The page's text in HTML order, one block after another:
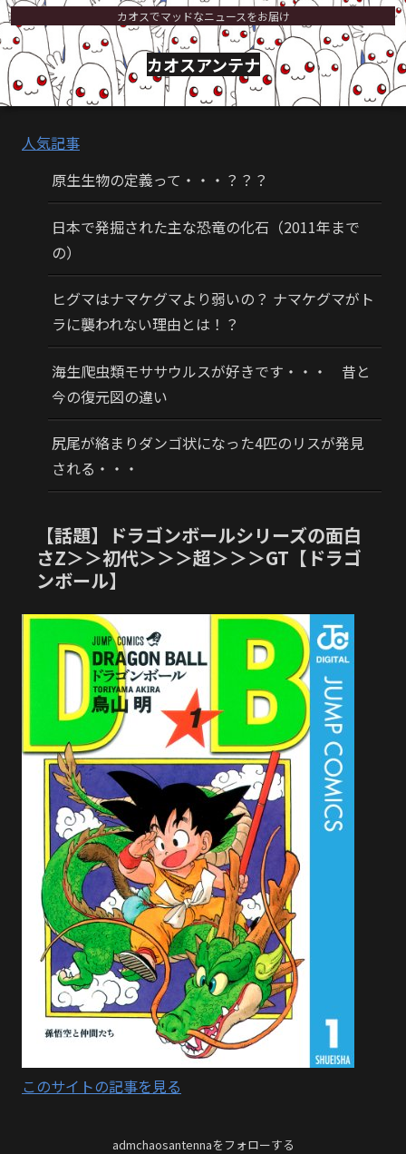
カオスでマッドなニュースをお届け
カオスアンテナ
人気記事
原生生物の定義って・・・？？？
日本で発掘された主な恐竜の化石（2011年まで
の）
ヒグマはナマケグマより弱いの？ ナマケグマがト
ラに襲われない理由とは！？
海生爬虫類モササウルスが好きです・・・ 昔と
今の復元図の違い
尻尾が絡まりダンゴ状になった4匹のリスが発見
される・・・
【話題】ドラゴンボールシリーズの面白
さZ＞＞初代＞＞＞超＞＞＞GT【ドラゴ
ンボール】
このサイトの記事を見る
admchaosantennaをフォローする